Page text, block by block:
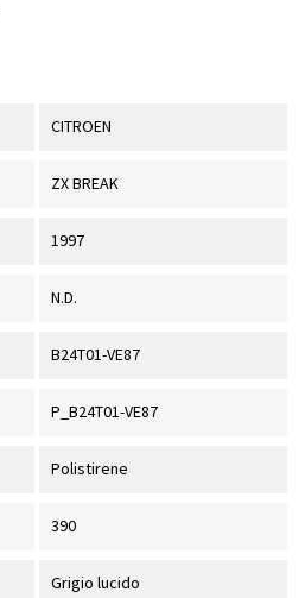
CITROEN
ZX BREAK
1997
N.D.
B24T01-VE87
P_B24T01-VE87
Polistirene
390
Grigio lucido